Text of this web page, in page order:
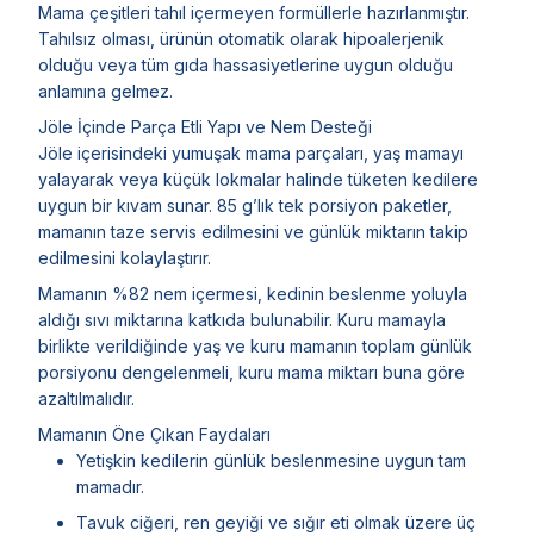
Mama çeşitleri tahıl içermeyen formüllerle hazırlanmıştır.
Tahılsız olması, ürünün otomatik olarak hipoalerjenik
olduğu veya tüm gıda hassasiyetlerine uygun olduğu
anlamına gelmez.
Jöle İçinde Parça Etli Yapı ve Nem Desteği
Jöle içerisindeki yumuşak mama parçaları, yaş mamayı
yalayarak veya küçük lokmalar halinde tüketen kedilere
uygun bir kıvam sunar. 85 g’lık tek porsiyon paketler,
mamanın taze servis edilmesini ve günlük miktarın takip
edilmesini kolaylaştırır.
Mamanın %82 nem içermesi, kedinin beslenme yoluyla
aldığı sıvı miktarına katkıda bulunabilir. Kuru mamayla
birlikte verildiğinde yaş ve kuru mamanın toplam günlük
porsiyonu dengelenmeli, kuru mama miktarı buna göre
azaltılmalıdır.
Mamanın Öne Çıkan Faydaları
Yetişkin kedilerin günlük beslenmesine uygun tam
mamadır.
Tavuk ciğeri, ren geyiği ve sığır eti olmak üzere üç